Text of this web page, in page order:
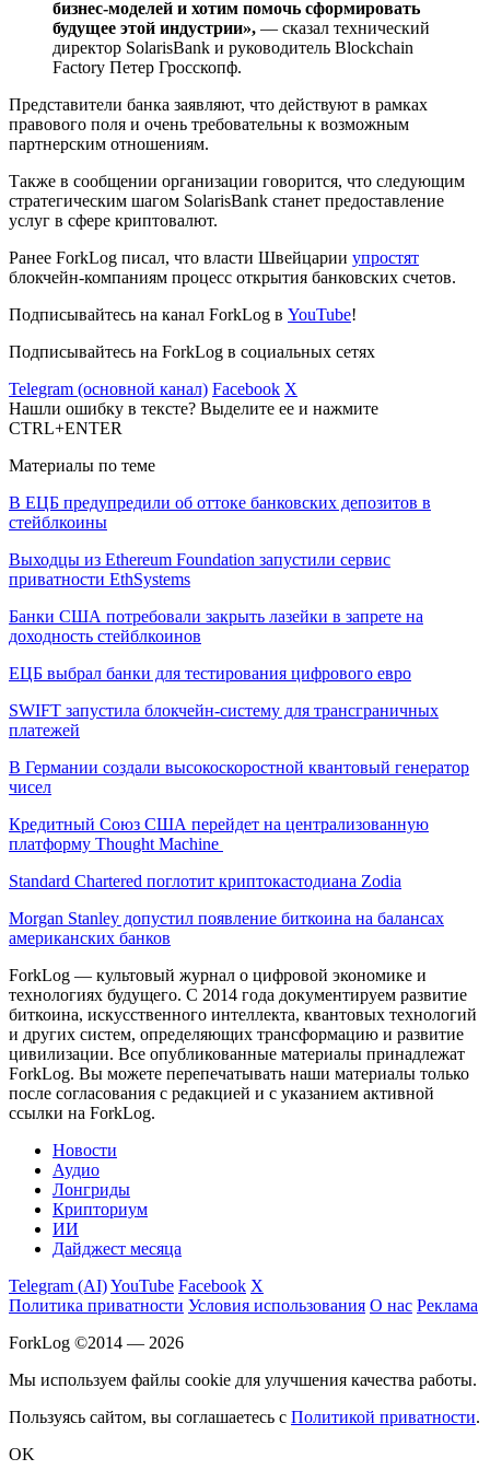
бизнес-моделей и хотим помочь сформировать
будущее этой индустрии», — сказал технический
директор SolarisBank и руководитель Blockchain
Factory Петер Гросскопф.
Представители банка заявляют, что действуют в рамках
правового поля и очень требовательны к возможным
партнерским отношениям.
Также в сообщении организации говорится, что следующим
стратегическим шагом SolarisBank станет предоставление
услуг в сфере криптовалют.
Ранее ForkLog писал, что власти Швейцарии упростят
блокчейн-компаниям процесс открытия банковских счетов.
Подписывайтесь на канал ForkLog в YouTube!
Подписывайтесь на ForkLog в социальных сетях
Telegram (основной канал) Facebook X
Нашли ошибку в тексте? Выделите ее и нажмите
CTRL+ENTER
Материалы по теме
В ЕЦБ предупредили об оттоке банковских депозитов в
стейблкоины
Выходцы из Ethereum Foundation запустили сервис
приватности EthSystems
Банки США потребовали закрыть лазейки в запрете на
доходность стейблкоинов
ЕЦБ выбрал банки для тестирования цифрового евро
SWIFT запустила блокчейн-систему для трансграничных
платежей
В Германии создали высокоскоростной квантовый генератор
чисел
Кредитный Союз США перейдет на централизованную
платформу Thought Machine
Standard Chartered поглотит криптокастодиана Zodia
Morgan Stanley допустил появление биткоина на балансах
американских банков
ForkLog — культовый журнал о цифровой экономике и
технологиях будущего. С 2014 года документируем развитие
биткоина, искусственного интеллекта, квантовых технологий
и других систем, определяющих трансформацию и развитие
цивилизации. Все опубликованные материалы принадлежат
ForkLog. Вы можете перепечатывать наши материалы только
после согласования с редакцией и с указанием активной
ссылки на ForkLog.
Новости
Аудио
Лонгриды
Крипториум
ИИ
Дайджест месяца
Telegram (AI)YouTube Facebook X
Политика приватности Условия использования О нас Реклама
ForkLog ©2014 — 2026
Мы используем файлы cookie для улучшения качества работы.
Пользуясь сайтом, вы соглашаетесь с Политикой приватности.
OK